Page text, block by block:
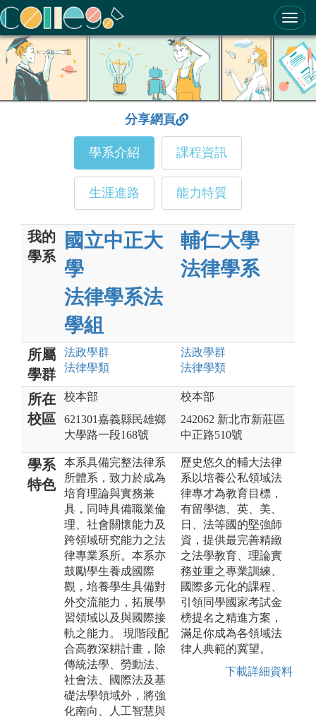
ColleGo! 大學選才與高中育才輔助系統
分享網頁
學系介紹 課程資訊
生涯進路 能力特質
我的
學系
國立中正大
學
法律學系法
學組
輔仁大學
法律學系
所屬
學群
法政學群
法律學類
法政學群
法律學類
所在
校區
校本部
621301嘉義縣民雄鄉
大學路一段168號
校本部
242062 新北市新莊區
中正路510號
學系
特色
本系具備完整法律系
所體系，致力於成為
培育理論與實務兼
具，同時具備職業倫
理、社會關懷能力及
跨領域研究能力之法
律專業系所。本系亦
鼓勵學生養成國際
觀，培養學生具備對
外交流能力，拓展學
習領域以及與國際接
軌之能力。 現階段配
合高教深耕計畫，除
傳統法學、勞動法、
社會法、國際法及基
礎法學領域外，將強
化南向、人工智慧與
歷史悠久的輔大法律
系以培養公私領域法
律專才為教育目標，
有留學德、英、美、
日、法等國的堅強師
資，提供最完善精緻
之法學教育、理論實
務並重之專業訓練、
國際多元化的課程、
引領同學國家考試金
榜提名之精進方案，
滿足你成為各領域法
律人典範的冀望。
下載詳細資料